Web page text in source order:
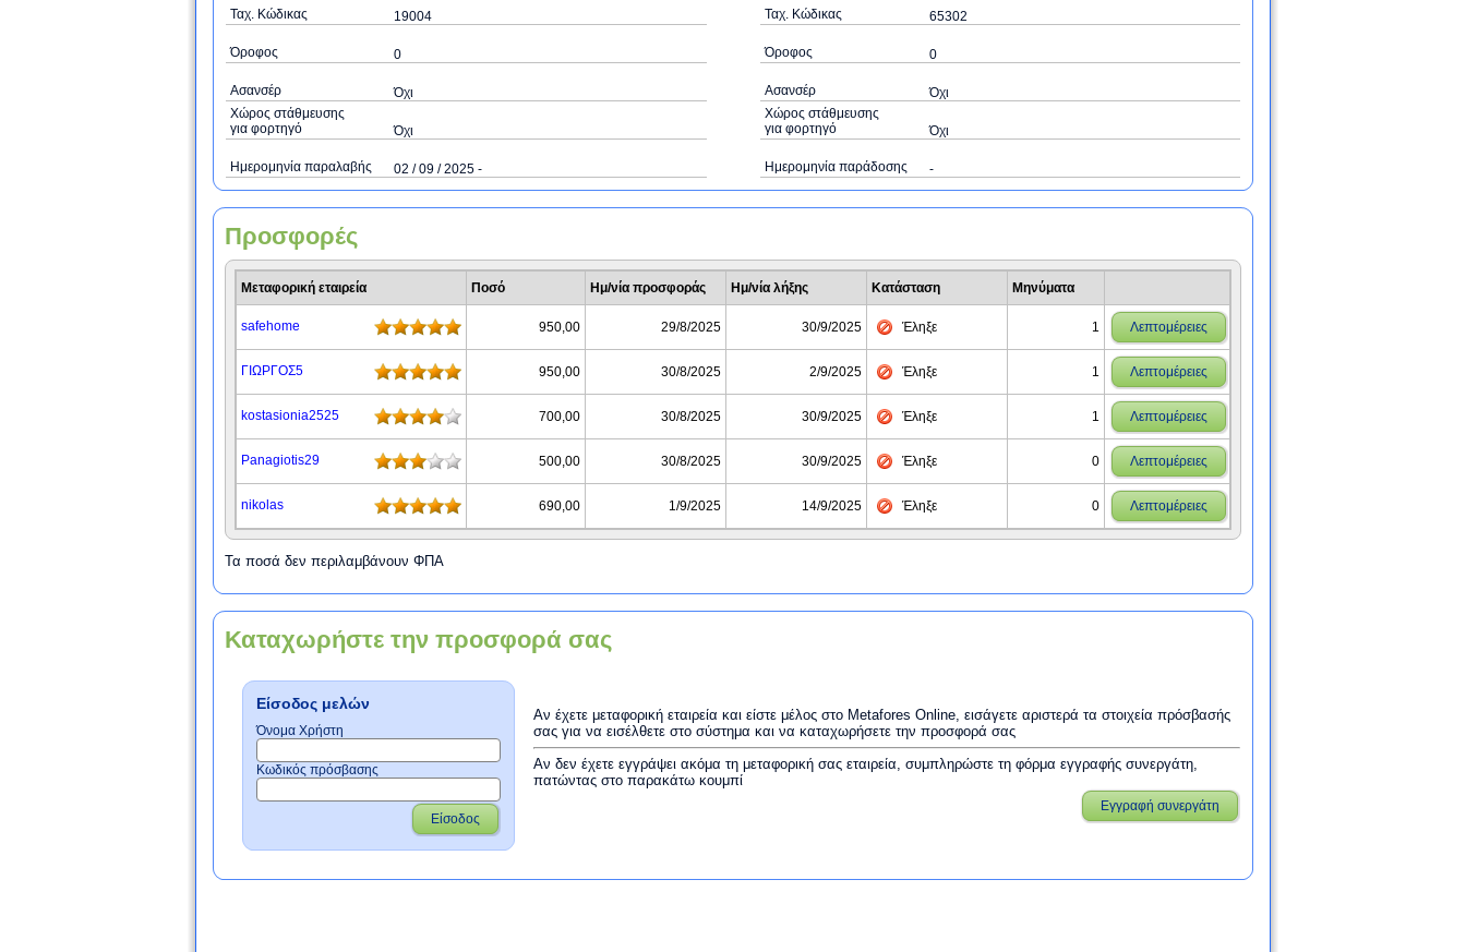
Ταχ. Κώδικας 19004
Όροφος 0
Ασανσέρ
Όχι
Χώρος στάθμευσης
για φορτηγό
Όχι
Ημερομηνία παραλαβής 02 / 09 / 2025 -
Ταχ. Κώδικας 65302
Όροφος 0
Ασανσέρ
Όχι
Χώρος στάθμευσης
για φορτηγό
Όχι
Ημερομηνία παράδοσης -
Προσφορές
Μεταφορική εταιρεία Ποσό Ημ/νία προσφοράς Ημ/νία λήξης Κατάσταση Μηνύματα
safehome 950,00 29/8/2025 30/9/2025 Έληξε 1 Λεπτομέρειες
ΓΙΩΡΓΟΣ5 950,00 30/8/2025 2/9/2025 Έληξε 1 Λεπτομέρειες
kostasionia2525 700,00 30/8/2025 30/9/2025 Έληξε 1 Λεπτομέρειες
Panagiotis29 500,00 30/8/2025 30/9/2025 Έληξε 0 Λεπτομέρειες
nikolas 690,00 1/9/2025 14/9/2025 Έληξε 0 Λεπτομέρειες
Τα ποσά δεν περιλαμβάνουν ΦΠΑ
Καταχωρήστε την προσφορά σας
Είσοδος μελών
Όνομα Χρήστη
Κωδικός πρόσβασης
Είσοδος
Αν έχετε μεταφορική εταιρεία και είστε μέλος στο Metafores Online, εισάγετε αριστερά τα στοιχεία πρόσβασής
σας για να εισέλθετε στο σύστημα και να καταχωρήσετε την προσφορά σας
Αν δεν έχετε εγγράψει ακόμα τη μεταφορική σας εταιρεία, συμπληρώστε τη φόρμα εγγραφής συνεργάτη,
πατώντας στο παρακάτω κουμπί
Εγγραφή συνεργάτη